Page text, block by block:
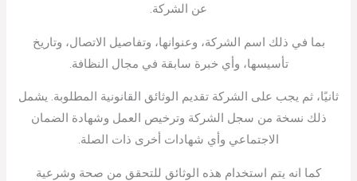
عن الشركة.
بما في ذلك اسم الشركة، وعنوانها، وتفاصيل الاتصال، وتاريخ
تأسيسها، وأي خبرة سابقة في مجال النظافة.
ثانيًا، ثم يجب على الشركة تقديم الوثائق القانونية المطلوبة. يشمل
ذلك نسخة من سجل الشركة وترخيص العمل وشهادة الضمان
الاجتماعي وأي شهادات أخرى ذات الصلة.
كما انه يتم استخدام هذه الوثائق للتحقق من صحة وشرعية